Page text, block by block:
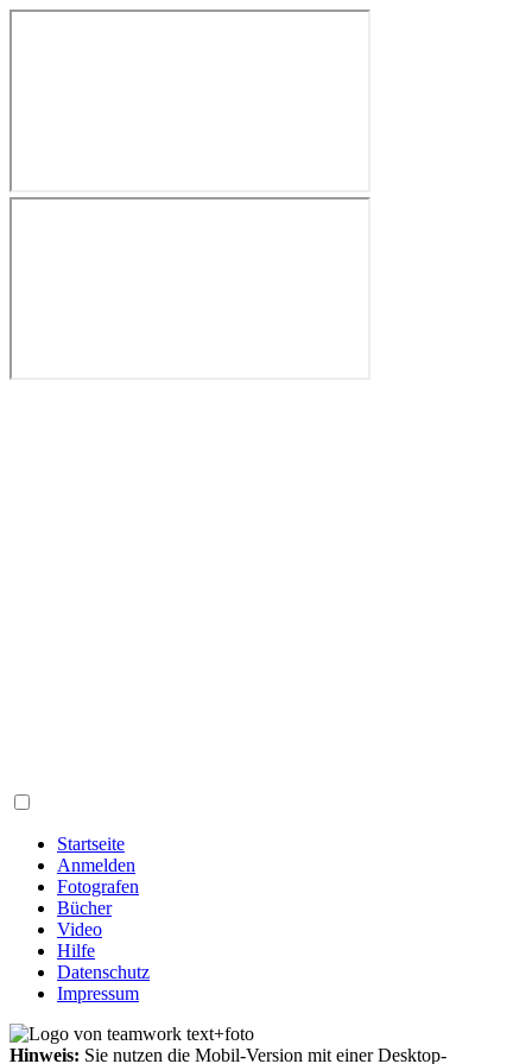
Startseite
Anmelden
Fotografen
Bücher
Video
Hilfe
Datenschutz
Impressum
Hinweis: Sie nutzen die Mobil-Version mit einer Desktop-